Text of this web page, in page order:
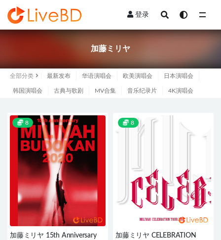
登录
加藤ミリヤ
全部分类 最新发布 华语演唱会 欧美演唱会 日本演唱会
韩国演唱会 古典与歌剧 MV合集 音乐纪录片 4K演唱会
8
加藤ミリヤ 15th Anniversary
8
加藤ミリヤ CELEBRATION